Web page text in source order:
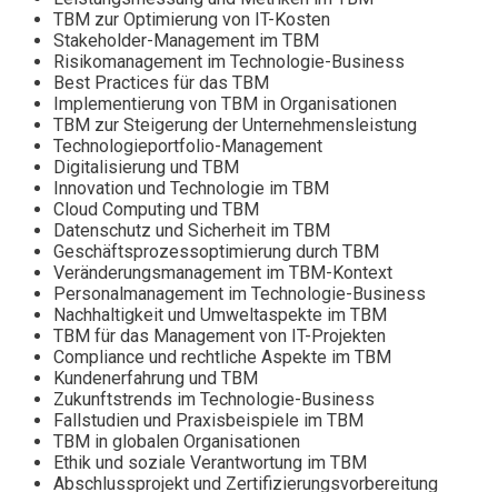
TBM zur Optimierung von IT-Kosten
Stakeholder-Management im TBM
Risikomanagement im Technologie-Business
Best Practices für das TBM
Implementierung von TBM in Organisationen
TBM zur Steigerung der Unternehmensleistung
Technologieportfolio-Management
Digitalisierung und TBM
Innovation und Technologie im TBM
Cloud Computing und TBM
Datenschutz und Sicherheit im TBM
Geschäftsprozessoptimierung durch TBM
Veränderungsmanagement im TBM-Kontext
Personalmanagement im Technologie-Business
Nachhaltigkeit und Umweltaspekte im TBM
TBM für das Management von IT-Projekten
Compliance und rechtliche Aspekte im TBM
Kundenerfahrung und TBM
Zukunftstrends im Technologie-Business
Fallstudien und Praxisbeispiele im TBM
TBM in globalen Organisationen
Ethik und soziale Verantwortung im TBM
Abschlussprojekt und Zertifizierungsvorbereitung